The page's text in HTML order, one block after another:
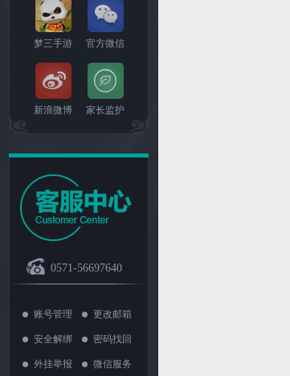
梦三手游 官方微信
新浪微博 家长监护
0571-56697640
账号管理 更改邮箱
安全解绑 密码找回
外挂举报 微信服务